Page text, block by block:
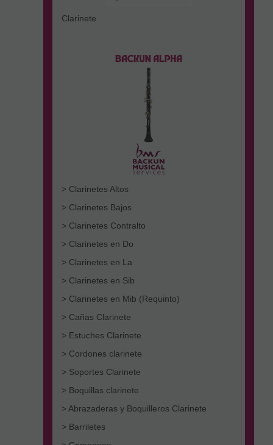
Clarinete
> Clarinetes Altos
> Clarinetes Bajos
> Clarinetes Contralto
> Clarinetes en Do
> Clarinetes en La
> Clarinetes en Sib
> Clarinetes en Mib (Requinto)
> Cañas Clarinete
> Estuches Clarinete
> Cordones clarinete
> Soportes Clarinete
> Boquillas clarinete
> Abrazaderas y Boquilleros Clarinete
> Barriletes